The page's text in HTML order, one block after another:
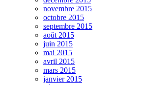
novembre 2015
octobre 2015
septembre 2015
août 2015
juin 2015
mai 2015
avril 2015
mars 2015
janvier 2015